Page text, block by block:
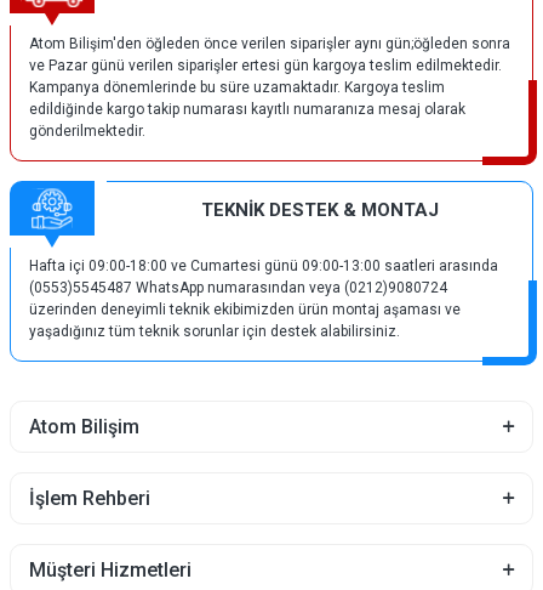
Atom Bilişim'den öğleden önce verilen siparişler aynı gün;öğleden sonra
ve Pazar günü verilen siparişler ertesi gün kargoya teslim edilmektedir.
Kampanya dönemlerinde bu süre uzamaktadır. Kargoya teslim
edildiğinde kargo takip numarası kayıtlı numaranıza mesaj olarak
gönderilmektedir.
TEKNİK DESTEK & MONTAJ
Hafta içi 09:00-18:00 ve Cumartesi günü 09:00-13:00 saatleri arasında
(0553)5545487 WhatsApp numarasından veya (0212)9080724
üzerinden deneyimli teknik ekibimizden ürün montaj aşaması ve
yaşadığınız tüm teknik sorunlar için destek alabilirsiniz.
Atom Bilişim
İşlem Rehberi
Müşteri Hizmetleri